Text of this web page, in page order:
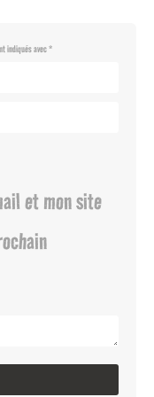
indiqués avec*
et mon site